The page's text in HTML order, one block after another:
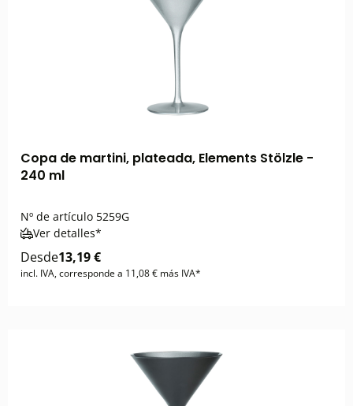
Copa de martini, plateada, Elements Stölzle -
240 ml
Nº de artículo 5259G
Ver detalles*
Desde13,19 €
incl. IVA, corresponde a 11,08 € más IVA*